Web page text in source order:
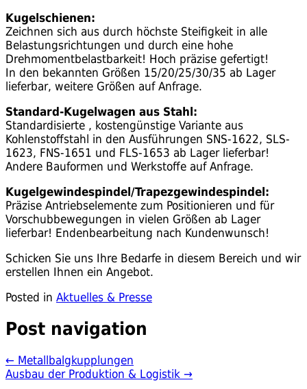
Kugelschienen:
Zeichnen sich aus durch höchste Steifigkeit in alle
Belastungsrichtungen und durch eine hohe
Drehmomentbelastbarkeit! Hoch präzise gefertigt!
In den bekannten Größen 15/20/25/30/35 ab Lager
lieferbar, weitere Größen auf Anfrage.
Standard-Kugelwagen aus Stahl:
Standardisierte , kostengünstige Variante aus
Kohlenstoffstahl in den Ausführungen SNS-1622, SLS-
1623, FNS-1651 und FLS-1653 ab Lager lieferbar!
Andere Bauformen und Werkstoffe auf Anfrage.
Kugelgewindespindel/Trapezgewindespindel:
Präzise Antriebselemente zum Positionieren und für
Vorschubbewegungen in vielen Größen ab Lager
lieferbar! Endenbearbeitung nach Kundenwunsch!
Schicken Sie uns Ihre Bedarfe in diesem Bereich und wir
erstellen Ihnen ein Angebot.
Posted in Aktuelles & Presse
Post navigation
← Metallbalgkupplungen
Ausbau der Produktion & Logistik →